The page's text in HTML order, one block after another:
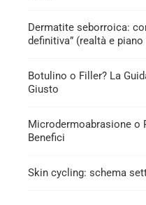
Dermatite seborroica:
definitiva” (realtà e
Botulino o Filler? La
Giusto
Microdermoabrasione o
Benefici
Skin cycling: schema